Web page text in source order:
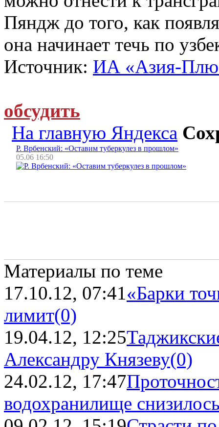
Пяндж до того, как
она начинает течь по
Источник: ИА «Азия-
обсудить
На главную Яндекса
Р. Врбенский: «Оставим туберкулез в прошлом»
05.06 16:50
Материалы по теме
17.10.12, 07:41«Барки
лимит(0)
19.04.12, 12:25
Александру Князеву(0)
24.02.12, 17:47
водохранилище